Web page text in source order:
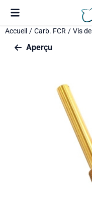
Préférences de cookies
Accueil / Carb. FCR / Vis
Aperçu